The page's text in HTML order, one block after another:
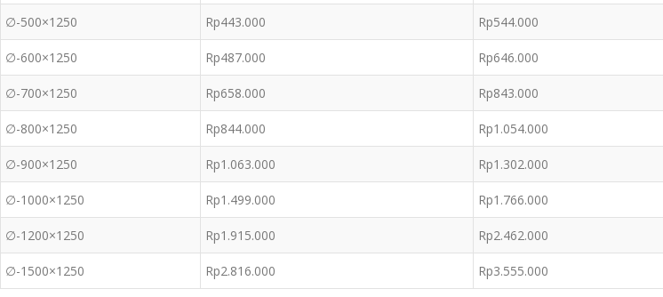
∅-500×1250 Rp443.000 Rp544.000
∅-600×1250 Rp487.000 Rp646.000
∅-700×1250 Rp658.000 Rp843.000
∅-800×1250 Rp844.000 Rp1.054.000
∅-900×1250 Rp1.063.000 Rp1.302.000
∅-1000×1250 Rp1.499.000 Rp1.766.000
∅-1200×1250 Rp1.915.000 Rp2.462.000
∅-1500×1250 Rp2.816.000 Rp3.555.000